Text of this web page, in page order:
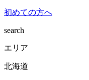
初めての方へ
search
エリア
北海道